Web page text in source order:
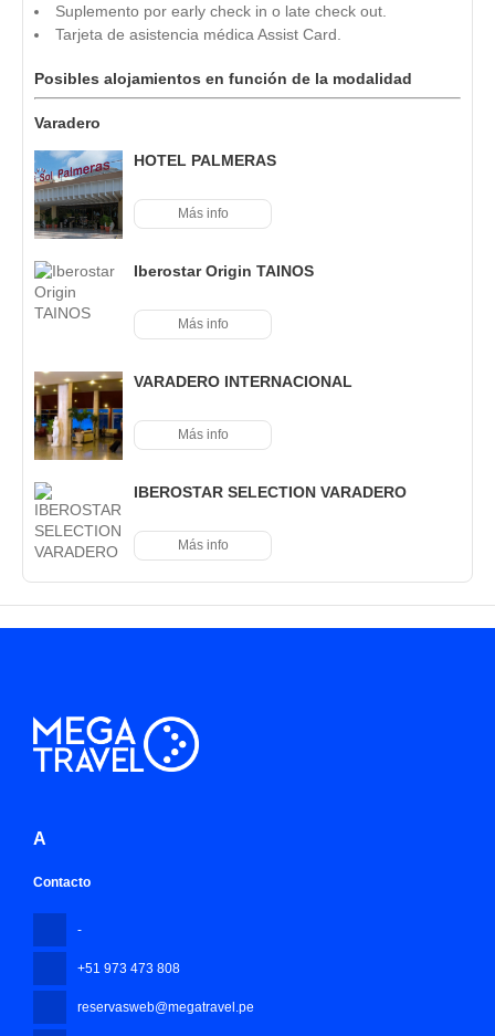
Suplemento por early check in o late check out.
Tarjeta de asistencia médica Assist Card.
Posibles alojamientos en función de la modalidad
Varadero
HOTEL PALMERAS
Más info
Iberostar Origin TAINOS
Más info
VARADERO INTERNACIONAL
Más info
IBEROSTAR SELECTION VARADERO
Más info
A
Contacto
-
+51 973 473 808
reservasweb@megatravel.pe